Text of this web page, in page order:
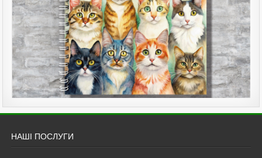
НАШІ ПОСЛУГИ